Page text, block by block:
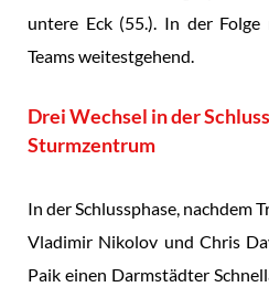
untere Eck (55.). In der
Teams weitestgehend.
Drei Wechsel in der
Sturmzentrum
In der Schlussphase, nachdem
Vladimir Nikolov und Chris
Paik einen Darmstädter